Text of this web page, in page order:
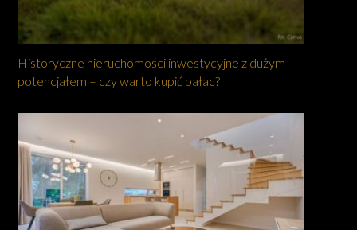
Historyczne nieruchomości inwestycyjne z dużym
potencjałem – czy warto kupić pałac?